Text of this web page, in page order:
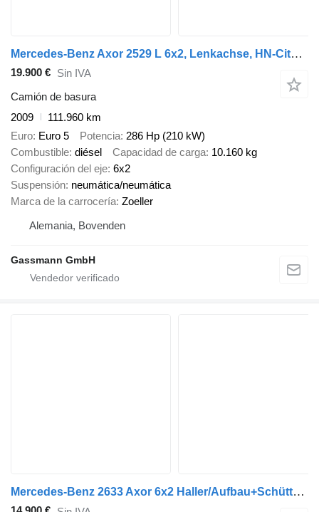
Mercedes-Benz Axor 2529 L 6x2, Lenkachse, HN-Cityloader
19.900 € Sin IVA
Camión de basura
2009
111.960 km
Euro Euro 5 Potencia 286 Hp (210 kW)
Combustible diésel Capacidad de carga 10.160 kg
Configuración del eje 6x2
Suspensión neumática/neumática
Marca de la carrocería Zoeller
Alemania, Bovenden
Gassmann GmbH
Mercedes-Benz 2633 Axor 6x2 Haller/Aufbau+Schüttung Euro:4